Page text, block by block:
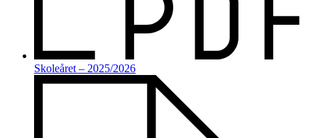
Skoleåret – 2025/2026